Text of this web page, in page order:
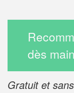
dès
Gratuit et